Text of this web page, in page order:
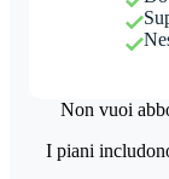
Non vuoi
I piani